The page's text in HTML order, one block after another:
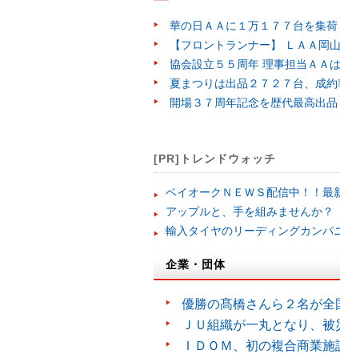
華の日ＡＡに１万１７７台を集荷
【フロントランナー】 ＬＡＡ岡
協会設立５５周年 理事担当ＡＡ
夏まつりは出品２７２７台、成
開場３７周年記念を歴代最高出
[PR]トレンドウォッチ
ベイオークＮＥＷＳ配信中！！最
アップルと、手を組みませんか？
輸入タイヤのリーディングカンパ
企業・団体
優勝の髙橋さんら２名が全
ＪＵ組織が一丸となり、
ＩＤＯＭ、初の複合商業施